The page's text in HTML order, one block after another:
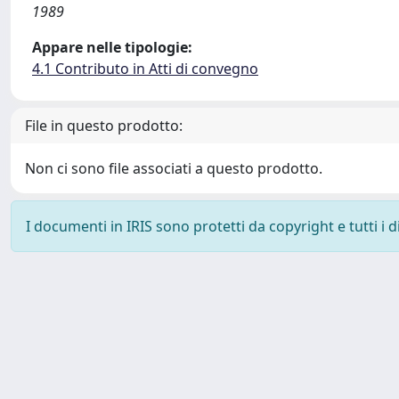
1989
Appare nelle tipologie:
4.1 Contributo in Atti di convegno
File in questo prodotto:
Non ci sono file associati a questo prodotto.
I documenti in IRIS sono protetti da copyright e tutti i